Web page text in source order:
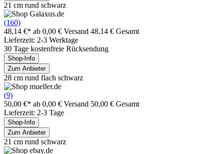
21 cm rund schwarz
(160)
48,14 €* ab 0,00 € Versand 48,14 € Gesamt
Lieferzeit: 2-3 Werktage
30 Tage kostenfreie Rücksendung
Shop-Info
Zum Anbieter
28 cm rund flach schwarz
(9)
50,00 €* ab 0,00 € Versand 50,00 € Gesamt
Lieferzeit: 2-3 Tage
Shop-Info
Zum Anbieter
21 cm rund schwarz